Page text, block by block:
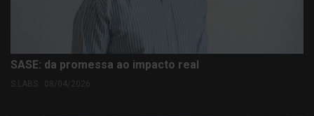
SASE: da promessa ao impacto real
S.LABS . 08/04/2026